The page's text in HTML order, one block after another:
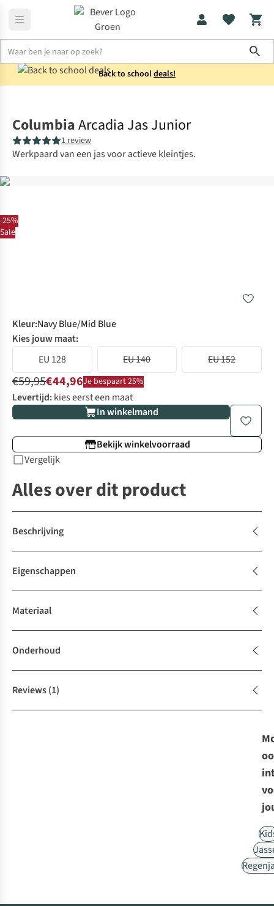
Back to schooldeals!
-25%
Sale
ColumbiaArcadia Jas Junior
1 review
Werkpaard van een jas voor actieve kleintjes.
Kleur:Navy Blue/Mid Blue
Kies jouw maat:
EU 128
EU 140 EU 152
€59,95€44,96Je bespaart 25%
Levertijd:kies eerst een maat
In winkelmand
Bekijk winkelvoorraad
Vergelijk
Alles over dit product
Beschrijving
Eigenschappen
Materiaal
Onderhoud
Reviews(1)